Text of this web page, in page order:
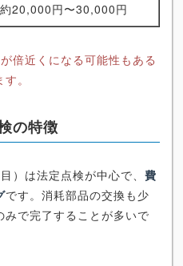
約20,000円〜30,000円
倍近くになる可能性もある
。
の特徴
）は法定点検が中心で、 費
です。消耗部品の交換も少
で完了することが多いで